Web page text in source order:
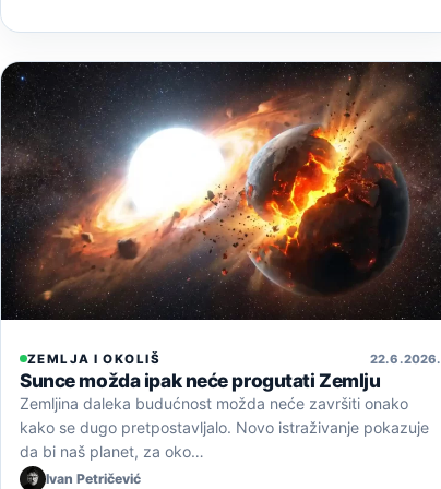
ZEMLJA I OKOLIŠ 22. 6. 2026.
Sunce možda ipak neće progutati Zemlju
Zemljina daleka budućnost možda neće završiti onako
kako se dugo pretpostavljalo. Novo istraživanje pokazuje
da bi naš planet, za oko…
Ivan Petričević